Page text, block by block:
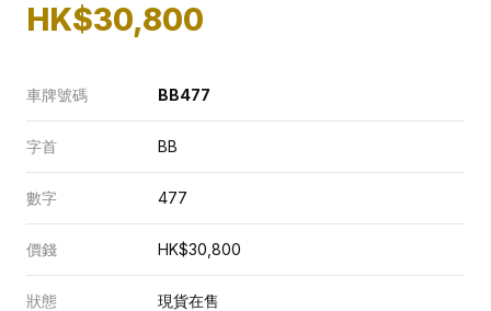
HK$30,800
車牌號碼 BB477
字首 BB
數字 477
價錢 HK$30,800
狀態 現貨在售